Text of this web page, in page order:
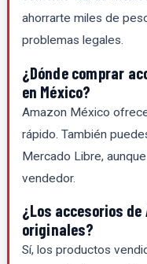
ahorrarte miles de
problemas legales.
¿Dónde comprar
en México?
Amazon México
rápido. También
Mercado Libre,
vendedor.
¿Los accesorios de
originales?
Sí, los productos